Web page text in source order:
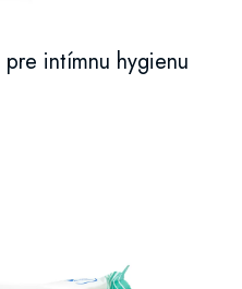
intímnu hygienu